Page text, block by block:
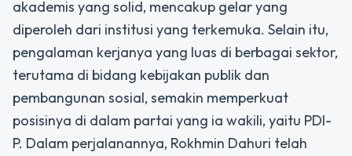
akademis yang solid, mencakup gelar yang
diperoleh dari institusi yang terkemuka. Selain itu,
pengalaman kerjanya yang luas di berbagai sektor,
terutama di bidang kebijakan publik dan
pembangunan sosial, semakin memperkuat
posisinya di dalam partai yang ia wakili, yaitu PDI-
P. Dalam perjalanannya, Rokhmin Dahuri telah